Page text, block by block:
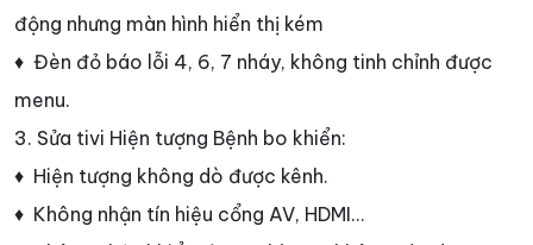
động nhưng màn hình hiển thị kém
♦ Đèn đỏ báo lỗi 4, 6, 7 nháy, không tinh chỉnh được
menu.
3. Sửa tivi Hiện tượng Bệnh bo khiển:
♦ Hiện tượng không dò được kênh.
♦ Không nhận tín hiệu cổng AV, HDMI…